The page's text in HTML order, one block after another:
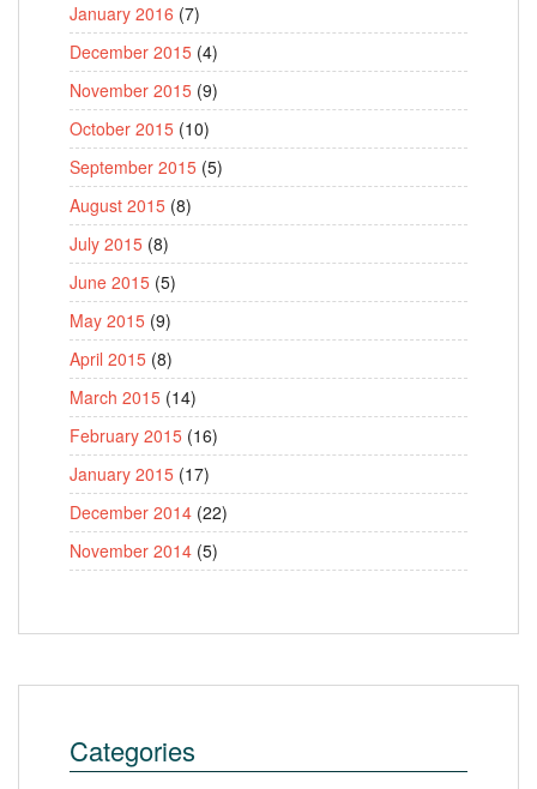
January 2016 (7)
December 2015 (4)
November 2015 (9)
October 2015 (10)
September 2015 (5)
August 2015 (8)
July 2015 (8)
June 2015 (5)
May 2015 (9)
April 2015 (8)
March 2015 (14)
February 2015 (16)
January 2015 (17)
December 2014 (22)
November 2014 (5)
Categories